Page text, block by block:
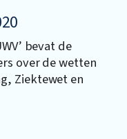
bevat de
over de wetten
Ziektewet en